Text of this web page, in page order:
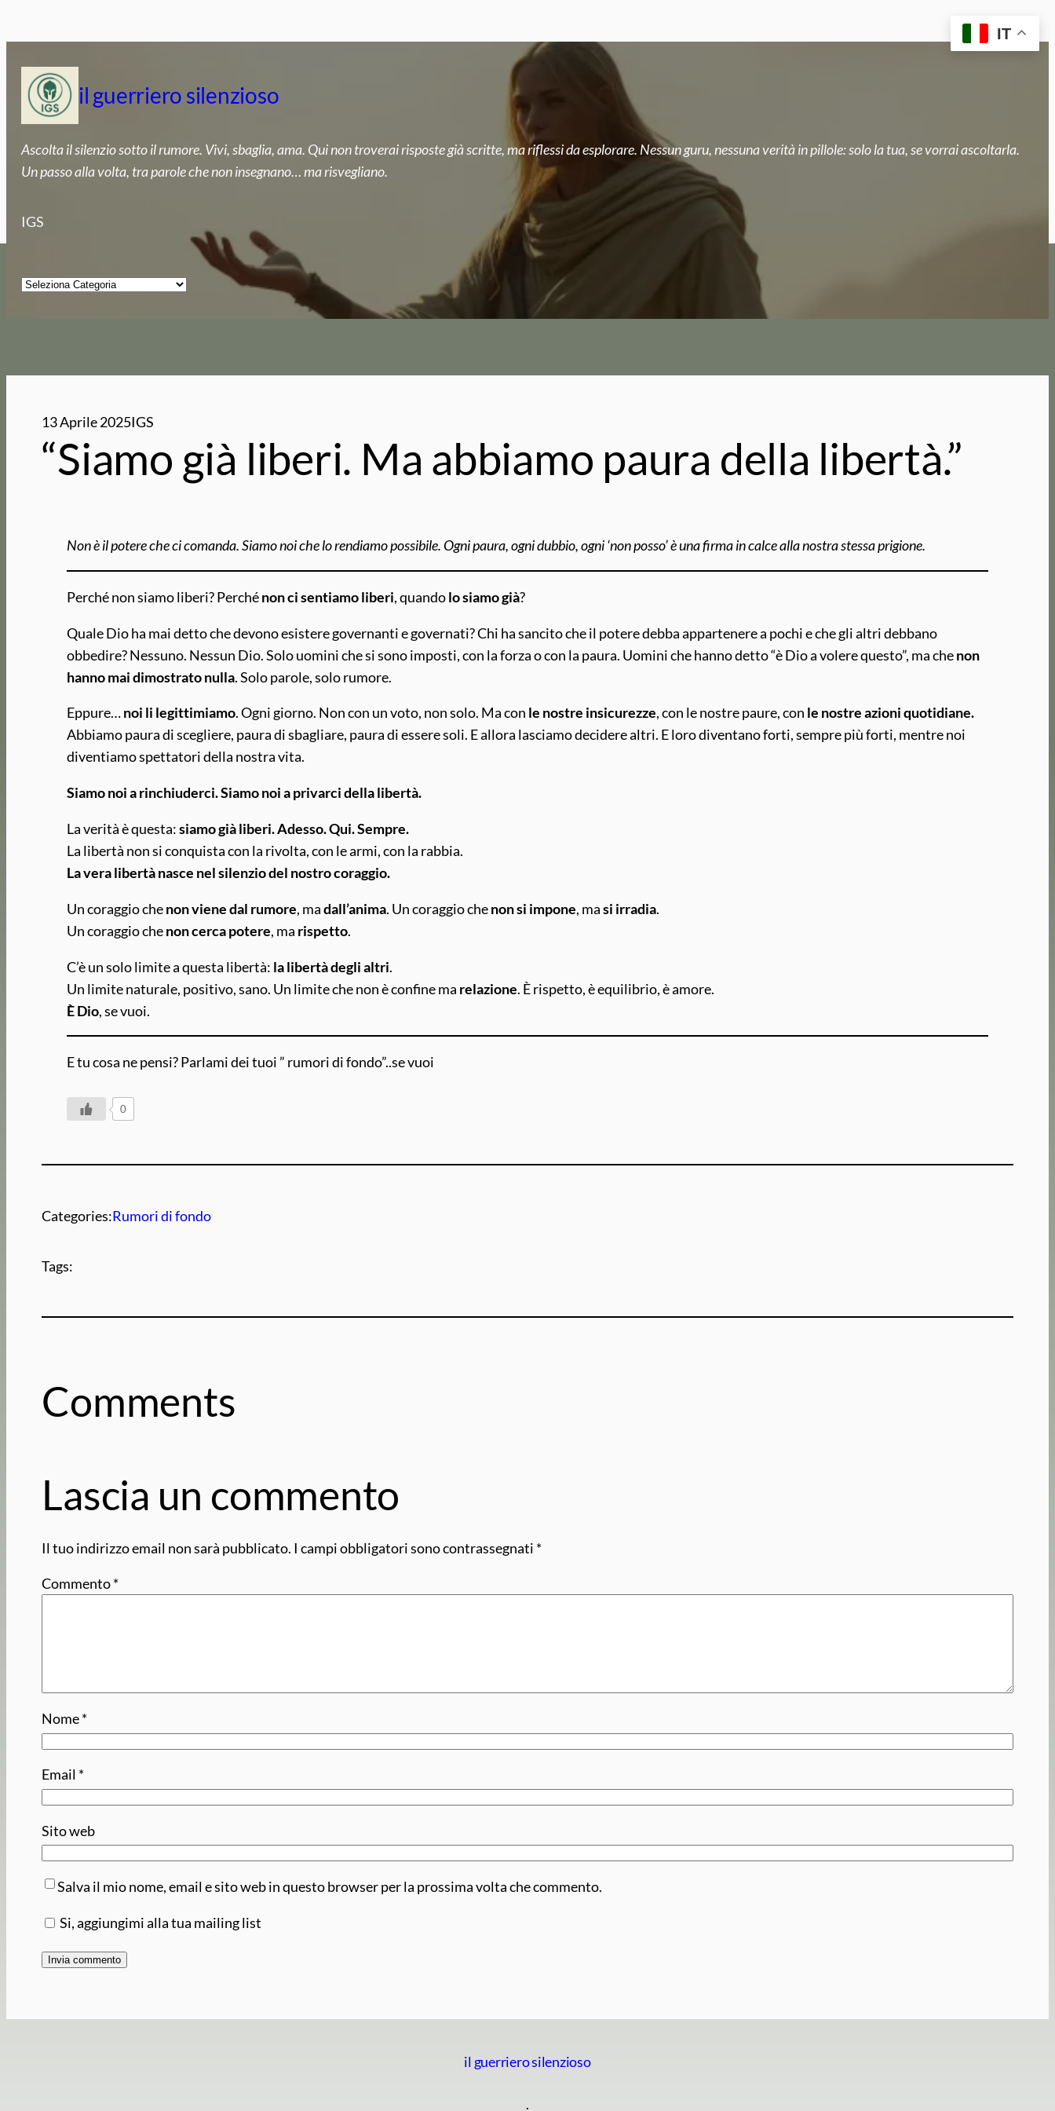
al
il guerriero silenzioso
Ascolta il silenzio sotto il rumore. Vivi, sbaglia, ama. Qui non troverai risposte già scritte, ma riflessi da esplorare. Nessun guru, nessuna verità in pillole: solo la tua, se vorrai ascoltarla.
Un passo alla volta, tra parole che non insegnano… ma risvegliano.
IGS
Categorie
13 Aprile 2025IGS
“Siamo già liberi. Ma abbiamo paura della libertà.”
Non è il potere che ci comanda. Siamo noi che lo rendiamo possibile. Ogni paura, ogni dubbio, ogni ‘non posso’ è una firma in calce alla nostra stessa prigione.
Perché non siamo liberi? Perchénon ci sentiamo liberi, quandolo siamo già?
Quale Dio ha mai detto che devono esistere governanti e governati? Chi ha sancito che il potere debba appartenere a pochi e che gli altri debbano
obbedire? Nessuno. Nessun Dio. Solo uomini che si sono imposti, con la forza o con la paura. Uomini che hanno detto “è Dio a volere questo”, ma chenon
hanno mai dimostrato nulla. Solo parole, solo rumore.
Eppure…noi li legittimiamo. Ogni giorno. Non con un voto, non solo. Ma con le nostre insicurezze, con le nostre paure, con le nostre azioni quotidiane.
Abbiamo paura di scegliere, paura di sbagliare, paura di essere soli. E allora lasciamo decidere altri. E loro diventano forti, sempre più forti, mentre noi
diventiamo spettatori della nostra vita.
Siamo noi a rinchiuderci. Siamo noi a privarci della libertà.
La verità è questa:siamo già liberi. Adesso. Qui. Sempre.
La libertà non si conquista con la rivolta, con le armi, con la rabbia.
La vera libertà nasce nel silenzio del nostro coraggio.
Un coraggio chenon viene dal rumore, madall’anima. Un coraggio chenon si impone, masi irradia.
Un coraggio chenon cerca potere, ma rispetto.
C’è un solo limite a questa libertà: la libertà degli altri.
Un limite naturale, positivo, sano. Un limite che non è confine ma relazione. È rispetto, è equilibrio, è amore.
È Dio, se vuoi.
E tu cosa ne pensi? Parlami dei tuoi ” rumori di fondo”..se vuoi
0
Categories:Rumori di fondo
Tags:
Comments
Lascia un commento
Il tuo indirizzo email non sarà pubblicato. I campi obbligatori sono contrassegnati *
Commento*
Nome*
Email *
Sito web
Salva il mio nome, email e sito web in questo browser per la prossima volta che commento.
Si, aggiungimi alla tua mailing list
il guerriero silenzioso
.
IT